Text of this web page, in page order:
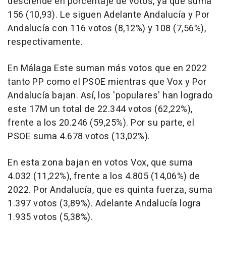
156 (10,93). Le siguen Adelante Andalucía y Por
Andalucía con 116 votos (8,12%) y 108 (7,56%),
respectivamente.
En Málaga Este suman más votos que en 2022
tanto PP como el PSOE mientras que Vox y Por
Andalucía bajan. Así, los 'populares' han logrado
este 17M un total de 22.344 votos (62,22%),
frente a los 20.246 (59,25%). Por su parte, el
PSOE suma 4.678 votos (13,02%).
En esta zona bajan en votos Vox, que suma
4.032 (11,22%), frente a los 4.805 (14,06%) de
2022. Por Andalucía, que es quinta fuerza, suma
1.397 votos (3,89%). Adelante Andalucía logra
1.935 votos (5,38%).